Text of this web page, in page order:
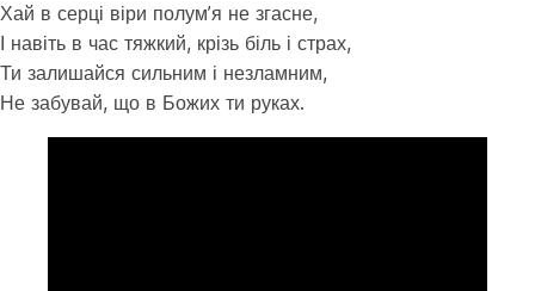
Хай в серці віри полумʼя не згасне,
І навіть в час тяжкий, крізь біль і страх,
Ти залишайся сильним і незламним,
Не забувай, що в Божих ти руках.